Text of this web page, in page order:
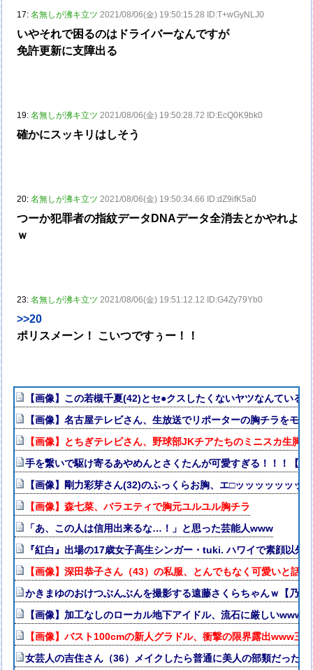
17:名無しが沸キ立ツ 2021/08/06(金) 19:50:15.28 ID:T+wGyNLJ0
いやそれで困るのはドライバーなんですが
免許更新に支障出る
19:名無しが沸キ立ツ 2021/08/06(金) 19:50:28.72 ID:EcQ0K9bk0
確かにスッキリはしそう
20:名無しが沸キ立ツ 2021/08/06(金) 19:50:34.66 ID:dZ9ifK5a0
つーか犯罪者の指紋データDNAデータ全消去とかやれよ
ｗ
23:名無しが沸キ立ツ 2021/08/06(金) 19:51:12.12 ID:G4Zy79Yb0
>>20
ポリスメーン！ こいつですぅー！！
【画像】この若槻千夏(42)とセ●クスしたくないヤツなんている
【画像】名古屋テレビさん、生放送でリポーターの胸チラをモロ
【画像】とちぎテレビさん、野球部JKチアたちのミニスカ生脚
手を繋いで駆け寄るあやめんとさくたんが可愛すぎる！！！【乃
【画像】剛力彩芽さん(32)のふっくらお胸、エ□ッッッッッッッ
【画像】森七菜、バラエティで胸元ユルユル胸チラ
「あ、この人は信用出来るな…！」と思った芸能人www
『紅白』出場の17歳女子高生シンガー・tuki. ハワイで素顔以外
【画像】深田恭子さん（43）の私服、とんでもなく可愛いと話
かきまゆのおけつぶんぶんを撮影する遠藤さくらちゃんｗ【乃木
【画像】加工なしのローカル地下アイドル、流石に厳しいwww
【画像】バスト100cmの新人グラドル、衝撃の限界露出www
女芸人の吉住さん（36）メイクしたら普通に美人の部類だった